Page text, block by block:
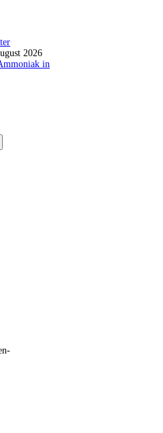
2026
in